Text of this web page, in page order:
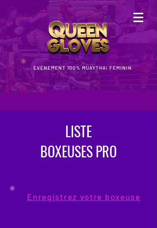
ÉVÉNEMENT 100% MUAYTHAï FÉMININ
LISTE
BOXEUSES PRO
Enregistrez votre boxeuse